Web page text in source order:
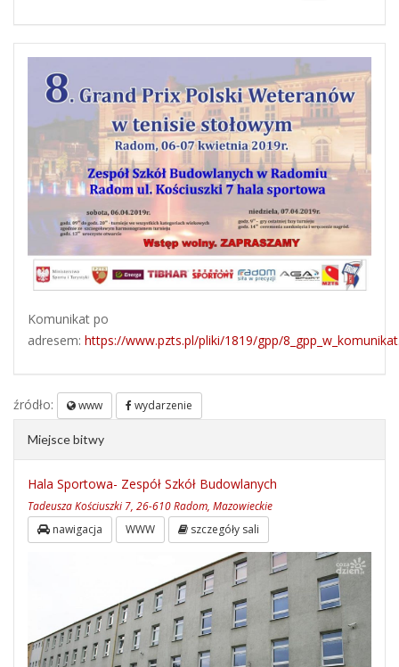
Komunikat po
adresem: https://www.pzts.pl/pliki/1819/gpp/
źródło: www wydarzenie
Miejsce bitwy
Hala Sportowa- Zespół Szkół Budowlanych
Tadeusza Kościuszki 7, 26-610 Radom, Mazowieckie
nawigacja WWW szczegóły sali